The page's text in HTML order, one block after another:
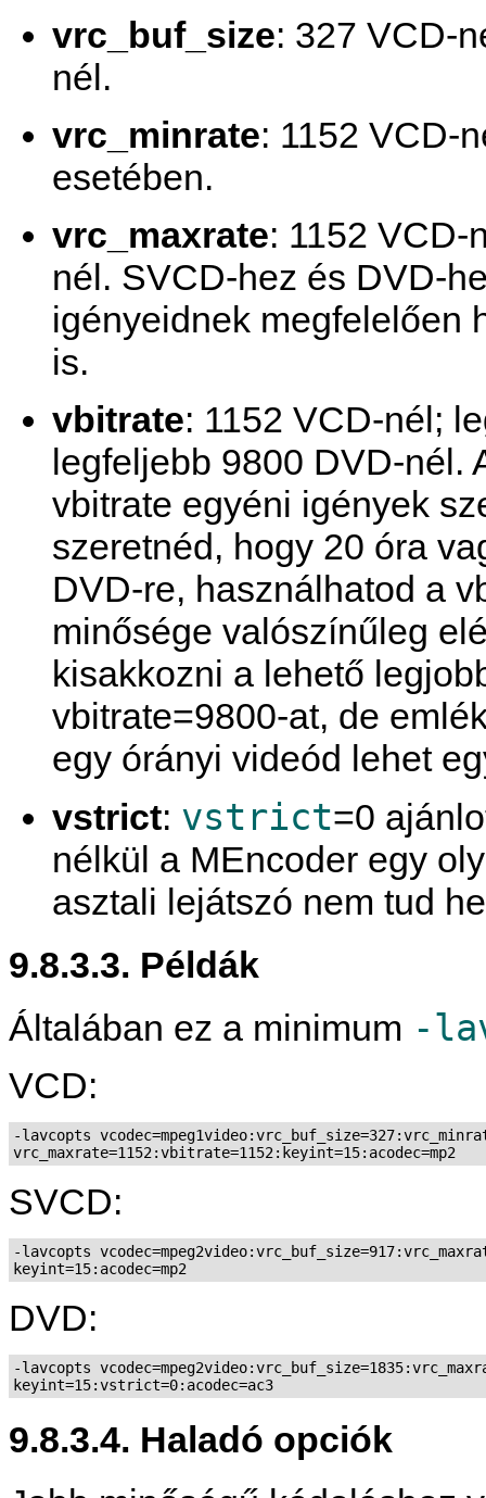
vrc_buf_size: 327 VCD-
nél.
vrc_minrate: 1152 VCD-
esetében.
vrc_maxrate: 1152
nél. SVCD-hez és DVD-
igényeidnek megfelelően
is.
vbitrate: 1152 VCD-nél;
legfeljebb 9800 DVD-nél.
vbitrate egyéni igények
szeretnéd, hogy 20 óra
DVD-re, használhatod a
minősége valószínűleg
kisakkozni a lehető
vbitrate=9800-at, de
egy órányi videód lehet
vstrict: vstrict=0
nélkül a MEncoder egy
asztali lejátszó nem tud
9.8.3.3. Példák
Általában ez a minimum -
VCD:
-lavcopts
SVCD:
-lavcopts
DVD:
-lavcopts
9.8.3.4. Haladó opciók